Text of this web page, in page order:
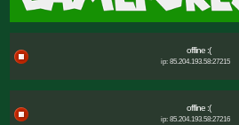
offline :(
ip: 85.204.193.58:27215
offline :(
ip: 85.204.193.58:27216